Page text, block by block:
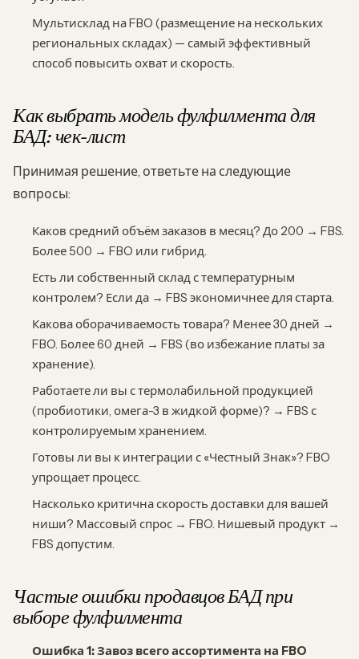
Мультисклад на FBO (размещение на нескольких
региональных складах) — самый эффективный
способ повысить охват и скорость.
Как выбрать модель фулфилмента для
БАД: чек-лист
Принимая решение, ответьте на следующие
вопросы:
Каков средний объём заказов в месяц? До 200 → FBS.
Более 500 → FBO или гибрид.
Есть ли собственный склад с температурным
контролем? Если да → FBS экономичнее для старта.
Какова оборачиваемость товара? Менее 30 дней →
FBO. Более 60 дней → FBS (во избежание платы за
хранение).
Работаете ли вы с термолабильной продукцией
(пробиотики, омега-3 в жидкой форме)? → FBS с
контролируемым хранением.
Готовы ли вы к интеграции с «Честный Знак»? FBO
упрощает процесс.
Насколько критична скорость доставки для вашей
ниши? Массовый спрос → FBO. Нишевый продукт →
FBS допустим.
Частые ошибки продавцов БАД при
выборе фулфилмента
Ошибка 1: Завоз всего ассортимента на FBO